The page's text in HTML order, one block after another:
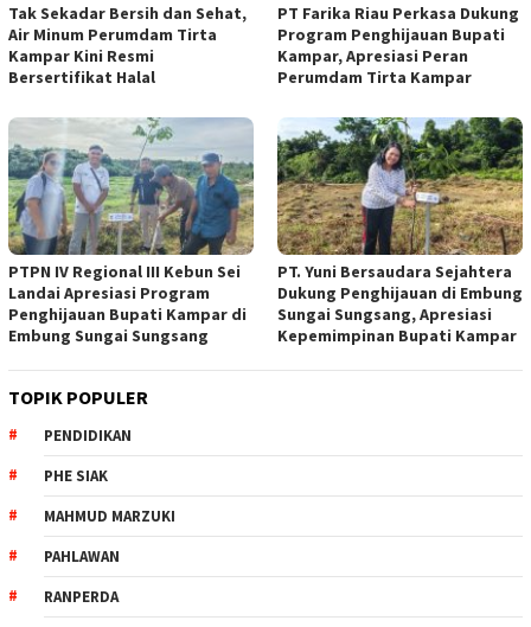
Tak Sekadar Bersih dan Sehat,
Air Minum Perumdam Tirta
Kampar Kini Resmi
Bersertifikat Halal
PT Farika Riau Perkasa Dukung
Program Penghijauan Bupati
Kampar, Apresiasi Peran
Perumdam Tirta Kampar
PTPN IV Regional III Kebun Sei
Landai Apresiasi Program
Penghijauan Bupati Kampar di
Embung Sungai Sungsang
PT. Yuni Bersaudara Sejahtera
Dukung Penghijauan di Embung
Sungai Sungsang, Apresiasi
Kepemimpinan Bupati Kampar ‎
TOPIK POPULER
PENDIDIKAN
PHE SIAK
MAHMUD MARZUKI
PAHLAWAN
RANPERDA